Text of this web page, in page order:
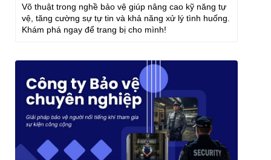
Võ thuật trong nghề bảo vệ giúp nâng cao kỹ năng tự
vệ, tăng cường sự tự tin và khả năng xử lý tình huống.
Khám phá ngay để trang bị cho mình!